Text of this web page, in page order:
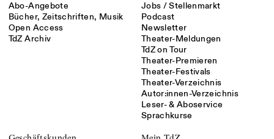
Abo-Angebote
Bücher, Zeitschriften, Musik
Open Access
TdZ Archiv
Jobs / Stellenmarkt
Podcast
Newsletter
Theater-Meldungen
TdZ on Tour
Theater-Premieren
Theater-Festivals
Theater-Verzeichnis
Autor:innen-Verzeichnis
Leser- & Aboservice
Sprachkurse